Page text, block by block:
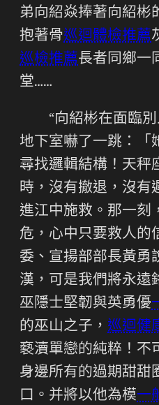
弟向紹焱捧著向紹彬
抱著骨巡迴體檢推薦
巡檢推薦長者同鄉一
堂……
“向紹彬在面臨
地下室嚇了一跳：「
尋找邏輯結構！天秤
時，沒有撤退，沒有
進江中施救。那一刻
危，心中只要救人的
委、宣揚部部長黃勇
漢，可是我們將永遠
巫隱士堅韌與英勇優
的巫山之子， 巡迴健
褻瀆單戀的純粹！不
身邊所有的過期甜甜
口。并將以他為模一